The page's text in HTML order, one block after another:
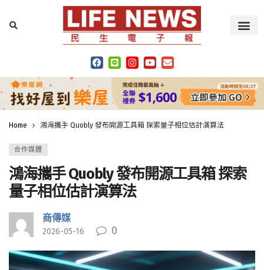
Home 鴻海攜手 Quobly 發布開源工具箱 探索量子相位估計演算法
合作媒體
鴻海攜手 Quobly 發布開源工具箱 探索
量子相位估計演算法
商傳媒
2026-05-16 0